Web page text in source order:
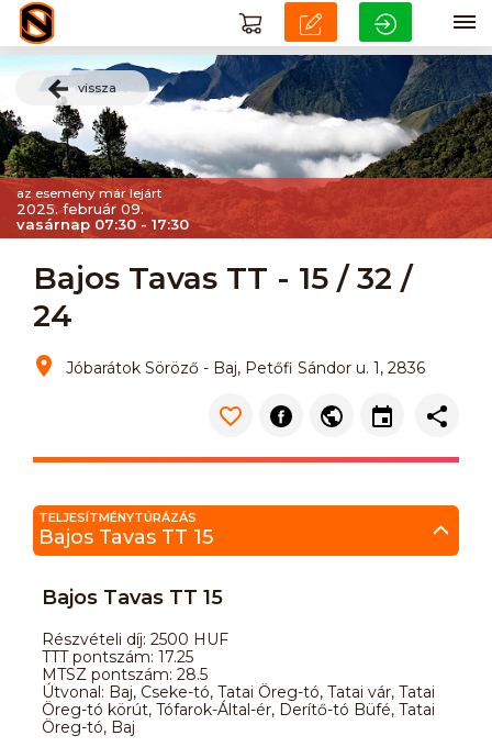
vissza
az esemény már lejárt
2025. február 09.
vasárnap 07:30 - 17:30
Bajos Tavas TT - 15 / 32 /
24
Jóbarátok Söröző - Baj, Petőfi Sándor u. 1, 2836
TELJESÍTMÉNYTÚRÁZÁS
Bajos Tavas TT 15
Bajos Tavas TT 15
Részvételi díj: 2500 HUF
TTT pontszám: 17.25
MTSZ pontszám: 28.5
Útvonal: Baj, Cseke-tó, Tatai Öreg-tó, Tatai vár, Tatai
Öreg-tó körút, Tófarok-Által-ér, Derítő-tó Büfé, Tatai
Öreg-tó, Baj